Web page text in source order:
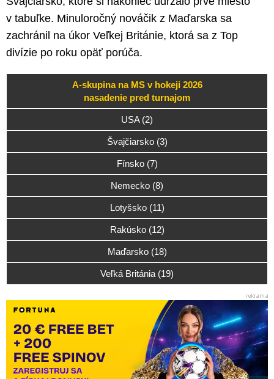
v tabuľke. Minuloročný nováčik z Maďarska sa
zachránil na úkor Veľkej Británie, ktorá sa z Top
divízie po roku opäť porúča.
A-skupina na MS v hokeji 2026
nasadenie pred turnajom
USA (2)
Švajčiarsko (3)
Fínsko (7)
Nemecko (8)
Lotyšsko (11)
Rakúsko (12)
Maďarsko (18)
Veľká Británia (19)